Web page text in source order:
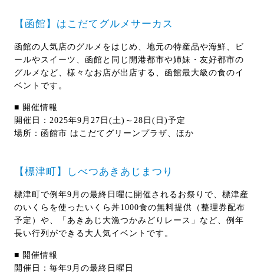
【函館】はこだてグルメサーカス
函館の人気店のグルメをはじめ、地元の特産品や海鮮、ビ
ールやスイーツ、函館と同じ開港都市や姉妹・友好都市の
グルメなど、様々なお店が出店する、函館最大級の食のイ
ベントです。
■ 開催情報
開催日：2025年9月27日(土)～28日(日)予定
場所：函館市 はこだてグリーンプラザ、ほか
【標津町】しべつあきあじまつり
標津町で例年9月の最終日曜に開催されるお祭りで、標津産
のいくらを使ったいくら丼1000食の無料提供（整理券配布
予定）や、「あきあじ大漁つかみどりレース」など、例年
長い行列ができる大人気イベントです。
■ 開催情報
開催日：毎年9月の最終日曜日